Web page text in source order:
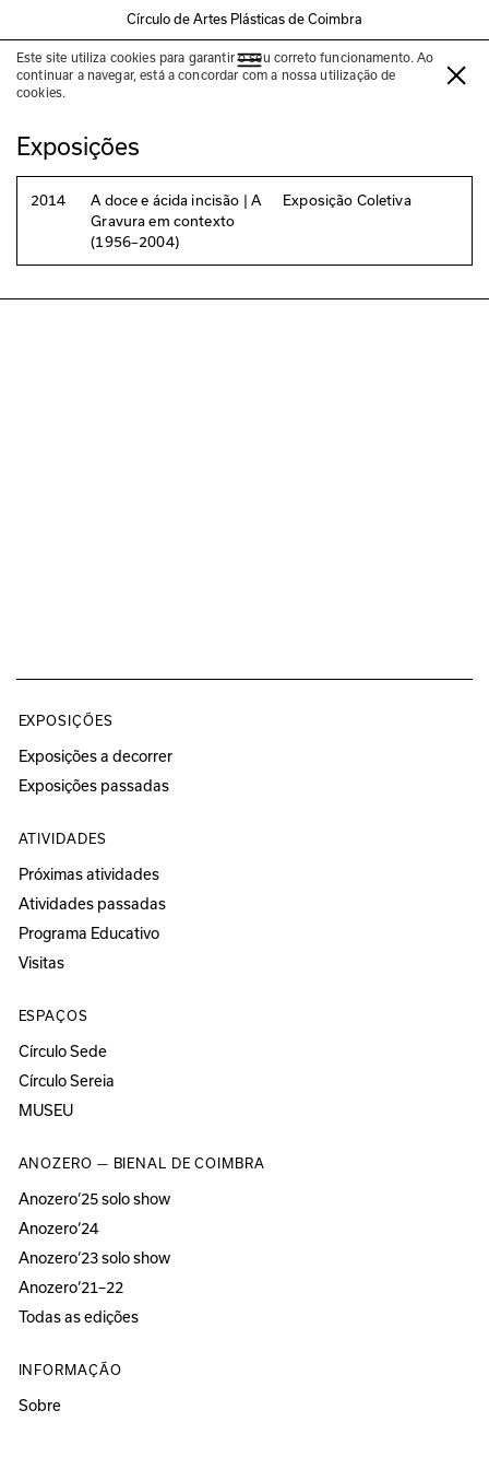
Círculo de Artes Plásticas de Coimbra
Este site utiliza cookies para garantir o seu correto funcionamento. Ao
continuar a navegar, está a concordar com a nossa utilização de
cookies.
Júlio Resende
Exposições
2014
A doce e ácida incisão | A
Gravura em contexto
(1956–2004)
Exposição Coletiva
EXPOSIÇÕES
Exposições a decorrer
Exposições passadas
ATIVIDADES
Próximas atividades
Atividades passadas
Programa Educativo
Visitas
ESPAÇOS
Círculo Sede
Círculo Sereia
MUSEU
ANOZERO — BIENAL DE COIMBRA
Anozero‘25 solo show
Anozero‘24
Anozero‘23 solo show
Anozero‘21–22
Todas as edições
INFORMAÇÃO
Sobre